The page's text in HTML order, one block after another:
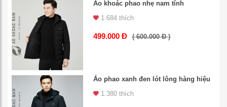
Áo khoác phao nhẹ nam tính
1.684 thích
499.000 Đ ( 600.000 Đ )
Áo phao xanh đen lót lông hàng hiệu
1.380 thích